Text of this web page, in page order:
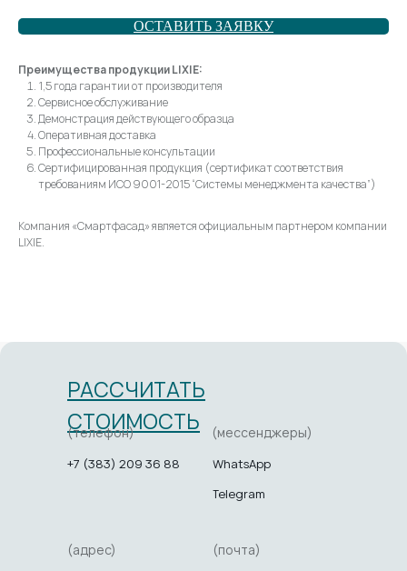
ОСТАВИТЬ ЗАЯВКУ
Преимущества продукции LIXIE:
1,5 года гарантии от производителя
Сервисное обслуживание
Демонстрация действующего образца
Оперативная доставка
Профессиональные консультации
Сертифицированная продукция (сертификат соответствия
требованиям ИСО 9001-2015 “Системы менеджмента качества”)
Компания «Смартфасад» является официальным партнером компании
LIXIE.
РАССЧИТАТЬ
СТОИМОСТЬ
(телефон) (мессенджеры)
(почта)
(адрес)
+7 (383) 209 36 88
WhatsApp
Telegram